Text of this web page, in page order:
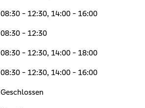
08:30 - 12:30, 14:00 - 16:00
08:30 - 12:30
08:30 - 12:30, 14:00 - 18:00
08:30 - 12:30, 14:00 - 16:00
Geschlossen